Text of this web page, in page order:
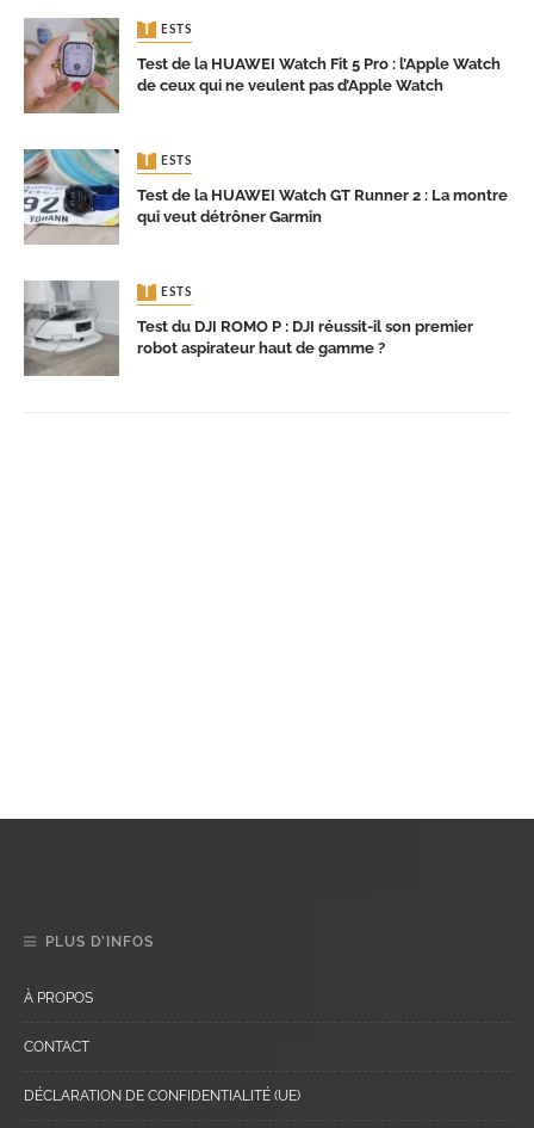
TESTS
Test de la HUAWEI Watch Fit 5 Pro : l’Apple Watch
de ceux qui ne veulent pas d’Apple Watch
TESTS
Test de la HUAWEI Watch GT Runner 2 : La montre
qui veut détrôner Garmin
TESTS
Test du DJI ROMO P : DJI réussit-il son premier
robot aspirateur haut de gamme ?
PLUS D’INFOS
À PROPOS
CONTACT
DÉCLARATION DE CONFIDENTIALITÉ (UE)